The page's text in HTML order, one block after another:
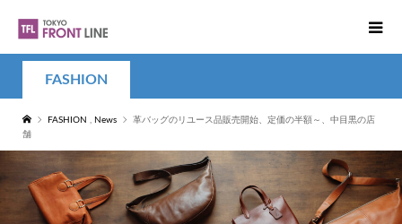
FASHION
FASHION , News
革バッグのリユース品販売開始、定価の半額～、中目黒の店
舗